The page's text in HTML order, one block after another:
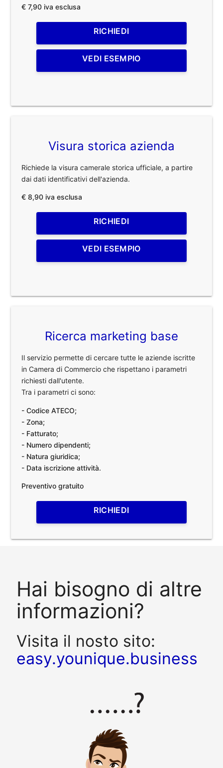
€ 7,90 iva esclusa
RICHIEDI
VEDI ESEMPIO
Visura storica azienda
Richiede la visura camerale storica ufficiale, a partire
dai dati identificativi dell'azienda.
€ 8,90 iva esclusa
RICHIEDI
VEDI ESEMPIO
Ricerca marketing base
Il servizio permette di cercare tutte le aziende iscritte
in Camera di Commercio che rispettano i parametri
richiesti dall'utente.
Tra i parametri ci sono:
- Codice ATECO;
- Zona;
- Fatturato;
- Numero dipendenti;
- Natura giuridica;
- Data iscrizione attività.
Preventivo gratuito
RICHIEDI
Hai bisogno di altre
informazioni?
Visita il nosto sito:
easy.younique.business